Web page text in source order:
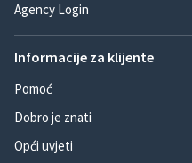
Agency Login
Informacije za klijente
Pomoć
Dobro je znati
Opći uvjeti